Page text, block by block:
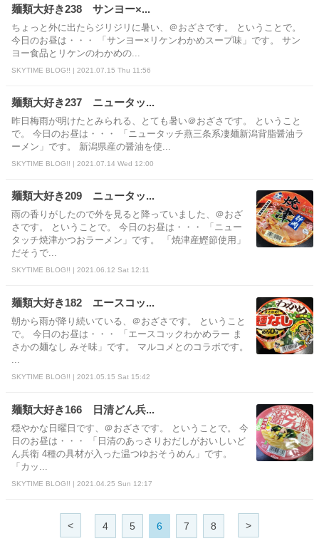
麺類大好き238 サンヨー×...
ちょっと外に出たらジリジリに暑い、＠おざさです。 ということで。
今日のお昼は・・・ 「サンヨー×リケンわかめスープ味」です。 サン
ヨー食品とリケンのわかめの...
SKYTIME BLOG!! | 2021.07.15 Thu 11:56
麺類大好き237 ニュータッ...
昨日梅雨が明けたとみられる、とても暑い＠おざさです。 ということ
で。 今日のお昼は・・・ 「ニュータッチ燕三条系凄麺新潟背脂醤油ラ
ーメン」です。 新潟県産の醤油を使...
SKYTIME BLOG!! | 2021.07.14 Wed 12:00
麺類大好き209 ニュータッ...
雨の香りがしたので外を見ると降っていました、＠おざ
さです。 ということで。 今日のお昼は・・・ 「ニュー
タッチ焼津かつおラーメン」です。 「焼津産鰹節使用」
だそうで...
SKYTIME BLOG!! | 2021.06.12 Sat 12:11
麺類大好き182 エースコッ...
朝から雨が降り続いている、＠おざさです。 ということ
で。 今日のお昼は・・・ 「エースコックわかめラー ま
さかの麺なし みそ味」です。 マルコメとのコラボです。
SKYTIME BLOG!! | 2021.05.15 Sat 15:42
麺類大好き166 日清どん兵...
穏やかな日曜日です、＠おざさです。 ということで。 今
日のお昼は・・・ 「日清のあっさりおだしがおいしいど
ん兵衛 4種の具材が入った温つゆおそうめん」です。
「カッ...
SKYTIME BLOG!! | 2021.04.25 Sun 12:17
< 4 5 6 7 8 >